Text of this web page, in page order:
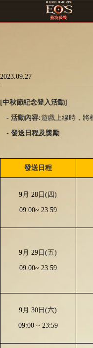
2023.09.27
[中秋節紀念登入活動]
- 活動內容:遊戲上線時，將
- 發送 日程及獎勵
發送日程
9 月 28 日(四)
09:00~ 23:59
9 月 29 日(五)
09:00~ 23:59
9 月 30 日(六)
09:00 ~ 23:59